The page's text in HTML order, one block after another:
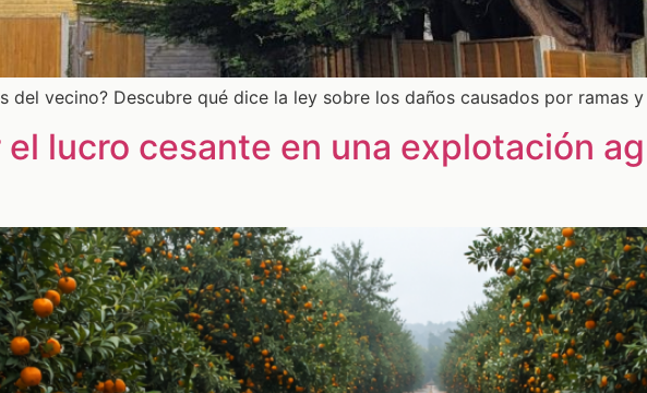
del vecino? Descubre qué dice la ley sobre los daños causados por
el lucro cesante en una explotación